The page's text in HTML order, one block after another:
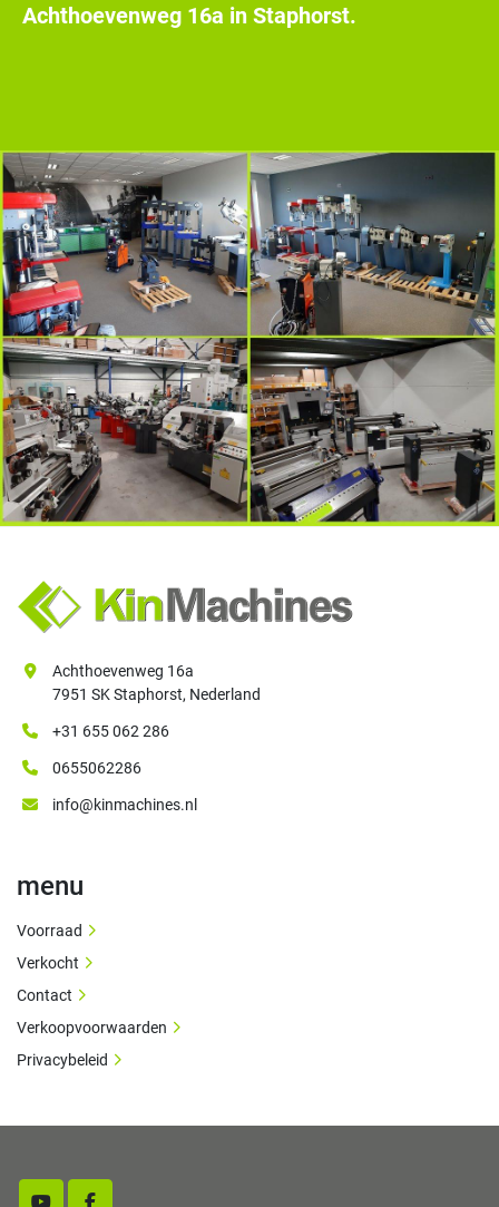
Achthoevenweg 16a in Staphorst.
Achthoevenweg 16a
7951 SK Staphorst, Nederland
+31 655 062 286
0655062286
info@kinmachines.nl
menu
Voorraad
Verkocht
Contact
Verkoopvoorwaarden
Privacybeleid